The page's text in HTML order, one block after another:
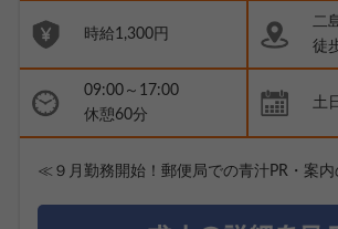
時給1,300円
二
徒
09:00～17:00
休憩60分
土
≪９月勤務開始！郵便局での青汁PR・案